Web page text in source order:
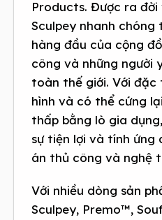
Products. Được ra đời
Sculpey nhanh
hàng đầu của cộng
công và những người
toàn thế giới. Với đặc
hình và có thể cứng
thấp bằng lò gia
sự tiện lợi và tính ứng
án thủ công và nghệ
Với nhiều dòng sản
Sculpey, Premo™,